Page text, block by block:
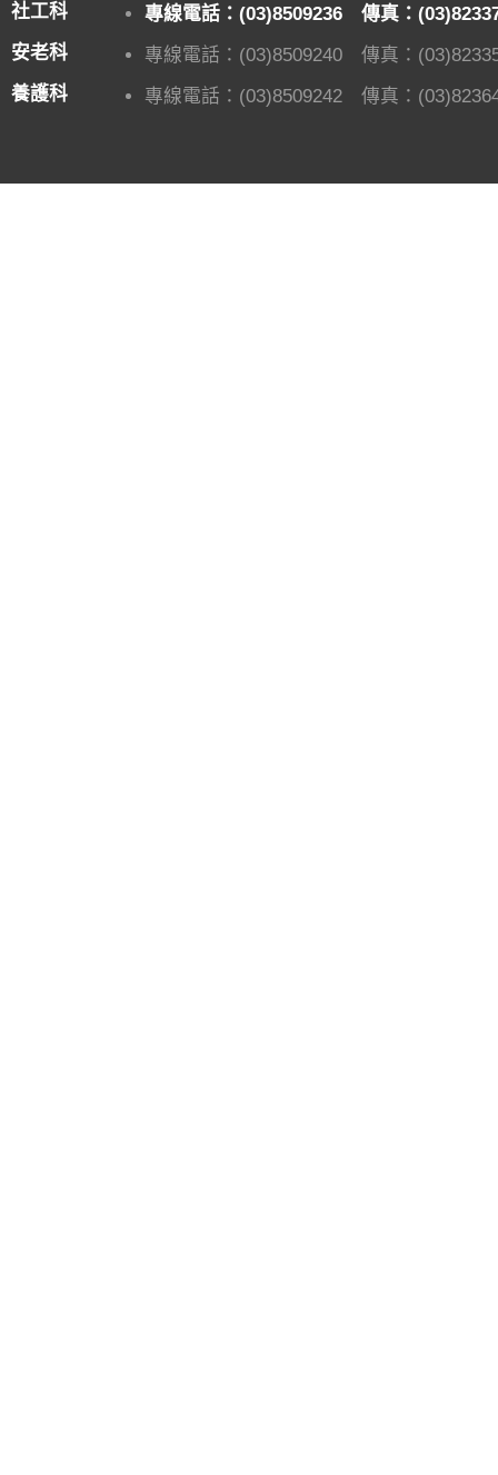
社工科
專線電話：(03)8509236 傳真：
安老科
專線電話：(03)8509240 傳真：
養護科
專線電話：(03)8509242 傳真：